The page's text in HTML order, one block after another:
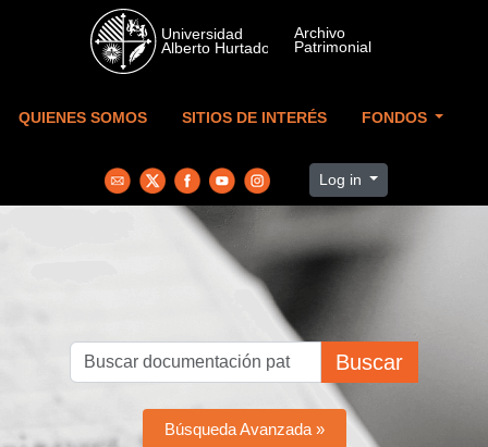
Skip to main content
QUIENES SOMOS SITIOS DE INTERÉS FONDOS
Log in
Buscar
Búsqueda Avanzada »